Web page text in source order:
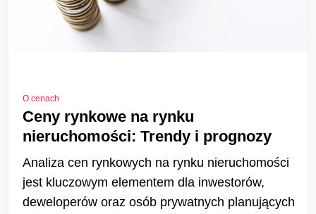
O cenach
Ceny rynkowe na rynku
nieruchomości: Trendy i prognozy
Analiza cen rynkowych na rynku nieruchomości
jest kluczowym elementem dla inwestorów,
deweloperów oraz osób prywatnych planujących